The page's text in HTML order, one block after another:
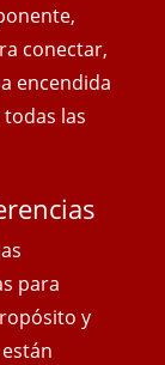
conectar,
encendida
las
para
y